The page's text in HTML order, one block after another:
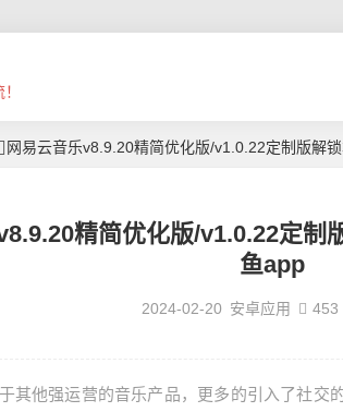
网易云音乐v8.9.20精简优化版/v1.0.22定制版解
精简优化版/v1.0.22定制
鱼app
2024-02-20 安卓应用 453
其他强运营的音乐产品，更多的引入了社交